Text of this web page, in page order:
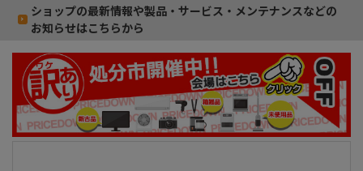
ショップの最新情報や製品・サービス・メンテナンスなどの
お知らせはこちらから